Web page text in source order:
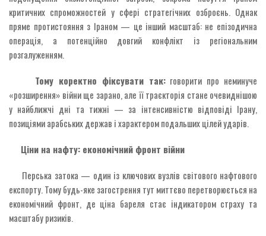
критичних спроможностей у сфері стратегічних озброєнь. Однак
пряме протистояння з Іраном — це інший масштаб: не епізодична
операція, а потенційно довгий конфлікт із регіональним
розгалуженням.
Тому коректно фіксувати так:говорити про неминуче
«розширення» війни ще зарано, але її траєкторія стане очевиднішою
у найближчі дні та тижні — за інтенсивністю відповіді Ірану,
позиціями арабських держав і характером подальших цілей ударів.
Ціни на нафту: економічний фронт війни
Перська затока — один із ключових вузлів світового нафтового
експорту. Тому будь-яке загострення тут миттєво перетворюється на
економічний фронт, де ціна бареля стає індикатором страху та
масштабу ризиків.